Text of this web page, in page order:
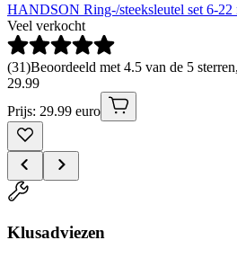
HANDSON Ring-/steeksleutel set 6-22
Veel verkocht
(31)Beoordeeld met 4.5 van de 5
29.99
Prijs: 29.99 euro
Klusadviezen